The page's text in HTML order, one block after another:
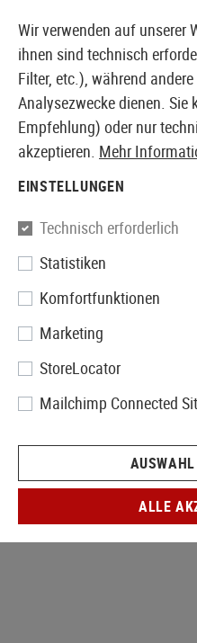
EUROPÄISCHER
Krytac
V2 Air Nozzle
Wir verwenden auf unserer
ihnen sind technisch
Filter, etc.), während
Analysezwecke dienen. Sie
Empfehlung) oder nur
akzeptieren. Mehr
EINSTELLUNGEN
Technisch erforderlich
Statistiken
Komfortfunktionen
Marketing
StoreLocator
Mailchimp Connected
ALLE